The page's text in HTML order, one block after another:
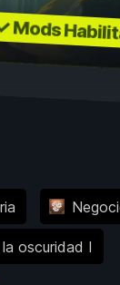
Mods
oscuridad I